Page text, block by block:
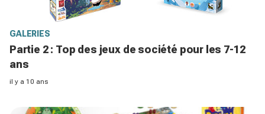
GALERIES
Partie 2 : Top des jeux de société pour les 7-12
ans
il y a 10 ans